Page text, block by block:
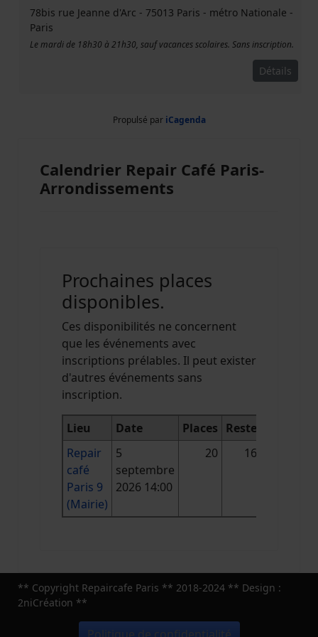
78bis rue Jeanne d'Arc - 75013 Paris - métro Nationale -
Paris
Le mardi de 18h30 à 21h30, sauf vacances scolaires. Sans inscription.
Détails
Propulsé par iCagenda
Calendrier Repair Café Paris-
Arrondissements
Prochaines places
disponibles.
Ces disponibilités ne concernent
que les événements avec
inscriptions prélables. Il peut exister
d'autres événements sans
inscription.
Lieu Date Places Reste
Repair
café
Paris 9
(Mairie)
5
septembre
2026 14:00
20 16
** Copyright Repaircafe Paris ** 2018-2024 ** Design :
2niCréation **